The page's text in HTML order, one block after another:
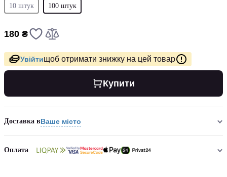
10 штук 100 штук
180 ₴
Увійтищоб отримати знижку на цей товар
Купити
Доставка вВаше місто
Оплата